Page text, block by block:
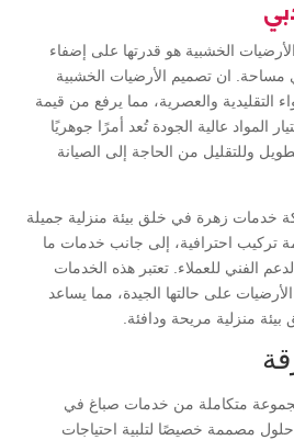
الأرضيات الخشبية هو قدرتها على إضفاء
مساحة. ان تصميم الأرضيات الخشبية
التقليدية والعصرية، مما يرفع من قيمة
المواد عالية الجودة تُعد أمرًا جوهريًا
وللتقليل من الحاجة إلى الصيانة
خدمات زهرة في خلق بيئة منزلية جميلة
تركيب احترافية، إلى جانب خدمات ما
الفني للعملاء. تعتبر هذه الخدمات
على حالتها الجيدة، مما يساعد
منزلية مريحة ودافئة.
متكاملة من خدمات صباغ في
حلول مصممة خصيصًا لتلبية احتياجات